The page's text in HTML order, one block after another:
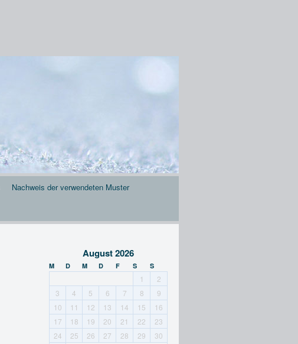
Nachweis der verwendeten Muster
August 2026
M D M D F S S
1
2
3
4 5 6 7 8
9
10
11 12 13 14 15
16
17
18 19 20 21 22
23
24
25 26 27 28 29
30